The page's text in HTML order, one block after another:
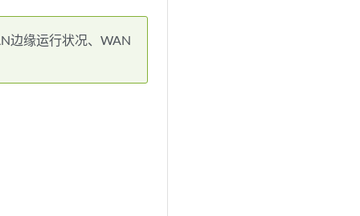
边缘运行状况、WAN